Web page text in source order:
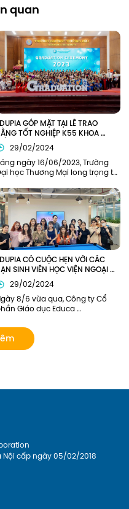
quan
GÓP MẶT TẠI LỄ TRAO
TỐT NGHIỆP K55 KHOA
ANH TRƯỜNG ĐẠI HỌC
MẠI (TMU)
29/02/2024
ngày 16/06/2023, Trường
học Thương Mại long trọng tổ
và trao bằng tốt nghiệp cho
viên K55 và khóa cũ tại hội
H1. Edupia vinh dự khi
mời tham dự buổi lễ.
CÓ CUỘC HẸN VỚI CÁC
SINH VIÊN HỌC VIỆN NGOẠI
(DAV)
29/02/2024
8/6 vừa qua, Công ty Cổ
Giáo dục Educa
đã có buổi gặp mặt tham
doanh nghiệp. Đại diện
nhà trường có Chị Lý Thị Hải
nhìn lại những khoảnh
Nội cấp ngày 05/02/2018